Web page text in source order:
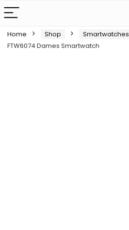
Home Shop Smartwatches
FTW6074 Dames Smartwatch